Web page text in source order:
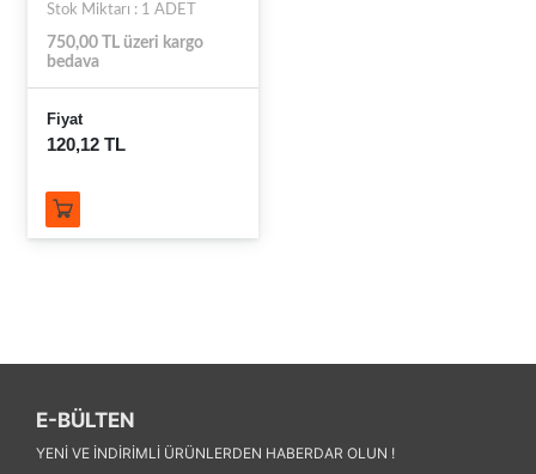
Stok Miktarı : 1 ADET
750,00 TL üzeri kargo
bedava
Fiyat
120,12 TL
E-BÜLTEN
YENI VE INDIRIMLI ÜRÜNLERDEN HABERDAR OLUN !